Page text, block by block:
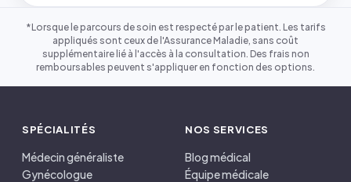
*Lorsque le parcours de soin est respecté par le patient. Les tarifs
appliqués sont ceux de l'Assurance Maladie, sans coût
supplémentaire lié à l'accès à la consultation. Des frais non
remboursables peuvent s'appliquer en fonction des options.
SPÉCIALITÉS
Médecin généraliste
Gynécologue
NOS SERVICES
Blog médical
Équipe médicale